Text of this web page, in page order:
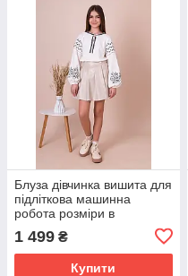
Блуза дівчинка вишита для
підліткова машинна
робота розміри в
наявності від 146 до 164
1 499 ₴
Купити